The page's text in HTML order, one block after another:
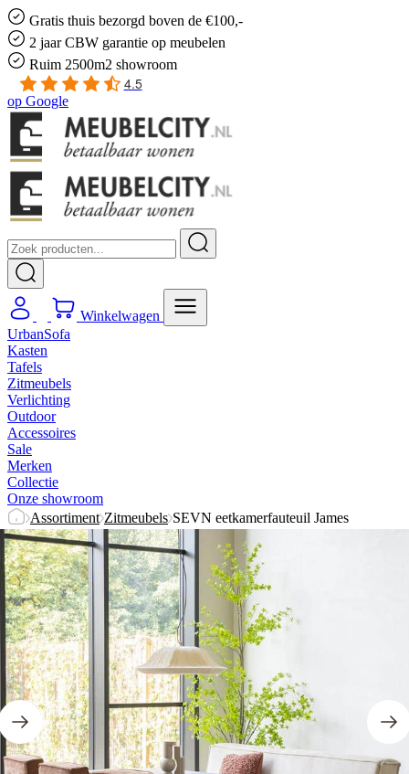
Gratis thuis bezorgd boven de €100,-
2 jaar CBW garantie op meubelen
Ruim 2500m2 showroom
4.5
op Google
Winkelwagen
UrbanSofa
Kasten
Tafels
Zitmeubels
Verlichting
Outdoor
Accessoires
Sale
Merken
Collectie
Onze showroom
Assortiment Zitmeubels SEVN eetkamerfauteuil James